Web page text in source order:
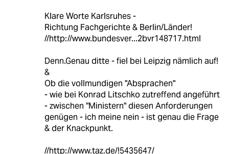
Klare Worte Karlsruhes -
Richtung Fachgerichte & Berlin/Länder!
//http://www.bundesver...2bvr148717.html
Denn.Genau ditte - fiel bei Leipzig nämlich auf!
&
Ob die vollmundigen "Absprachen"
- wie bei Konrad Litschko zutreffend angeführt
- zwischen "Ministern" diesen Anforderungen
genügen - ich meine nein - ist genau die Frage
& der Knackpunkt.
//http://www.taz.de/!5435647/